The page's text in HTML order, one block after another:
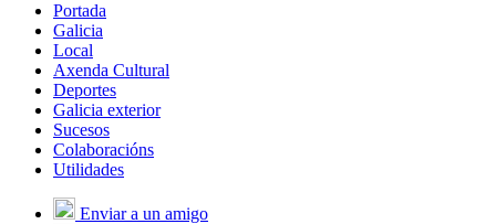
Portada
Galicia
Local
Axenda Cultural
Deportes
Galicia exterior
Sucesos
Colaboracións
Utilidades
Enviar a un amigo